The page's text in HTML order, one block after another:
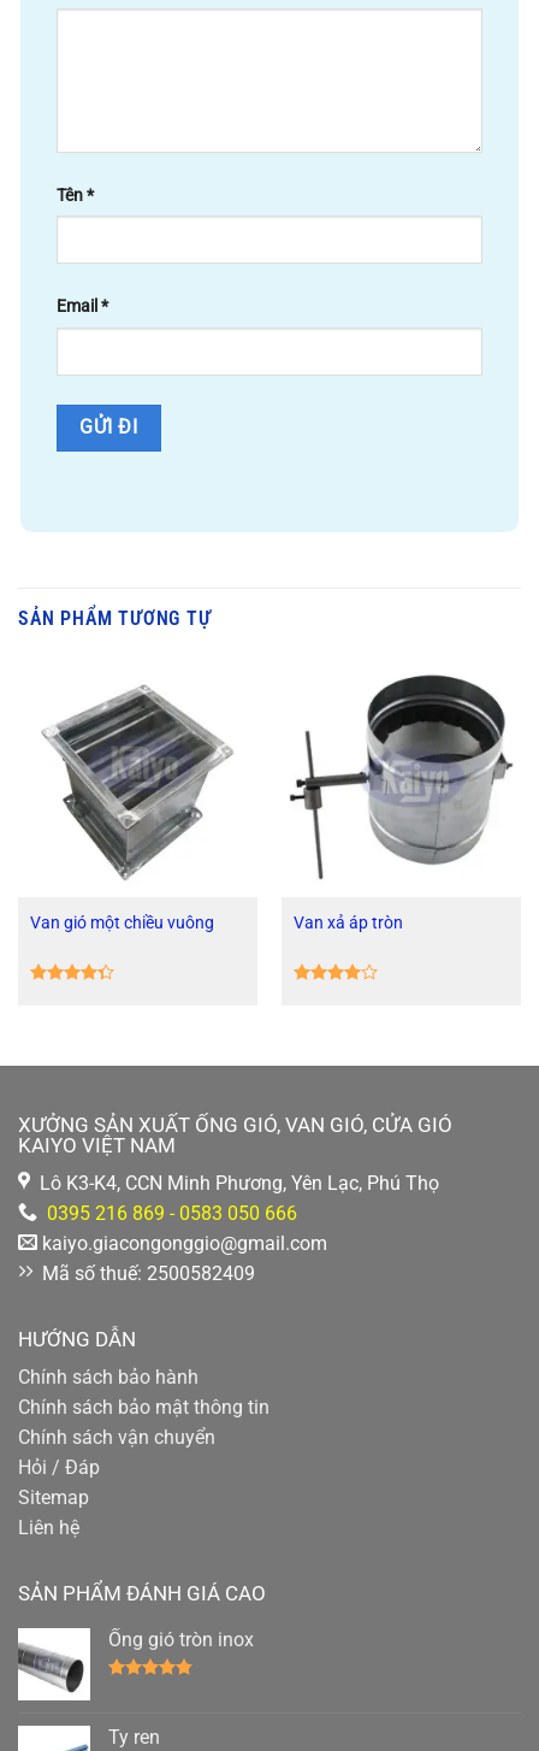
Tên*
Email*
SẢN PHẨM TƯƠNG TỰ
Van gió một chiều vuông Van xả áp tròn
XƯỞNG SẢN XUẤT ỐNG GIÓ, VAN GIÓ, CỬA GIÓ
KAIYO VIỆT NAM
Lô K3-K4, CCN Minh Phương, Yên Lạc, Phú Thọ
0395 216 869 - 0583 050 666
kaiyo.giacongonggio@gmail.com
Mã số thuế: 2500582409
HƯỚNG DẪN
Chính sách bảo hành
Chính sách bảo mật thông tin
Chính sách vận chuyển
Hỏi / Đáp
Sitemap
Liên hệ
SẢN PHẨM ĐÁNH GIÁ CAO
Ống gió tròn inox
Ty ren